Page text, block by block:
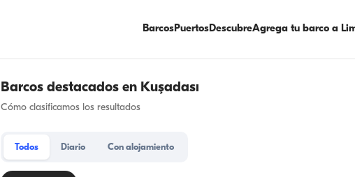
BarcosPuertosDescubreAgrega tu barco a
Barcos destacados en Kuşadası
Cómo clasificamos los resultados
Todos Diario Con alojamiento